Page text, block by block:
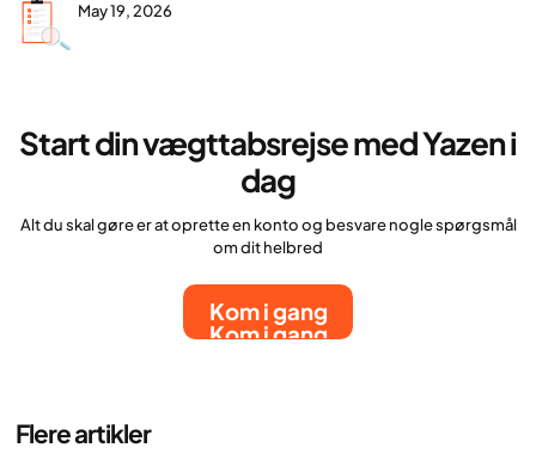
May 19, 2026
Start din vægttabsrejse med Yazen i
dag
Alt du skal gøre er at oprette en konto og besvare nogle spørgsmål
om dit helbred
Kom i gang
Kom i gang
Flere artikler